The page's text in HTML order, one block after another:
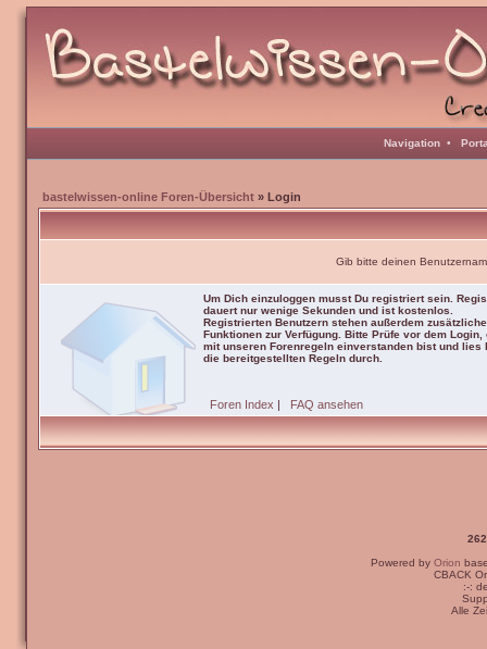
Navigation •
bastelwissen-online Foren-Übersicht » Login
Gib bitte deinen
Um Dich einzuloggen musst Du registriert sein.
dauert nur wenige Sekunden und ist kostenlos.
Registrierten Benutzern stehen außerdem zusätzliche
Funktionen zur Verfügung. Bitte Prüfe vor dem Login,
mit unseren Forenregeln einverstanden bist und lies
die bereitgestellten Regeln durch.
Foren Index | FAQ ansehen
Powered by Orion
CBACK
:-:
Alle